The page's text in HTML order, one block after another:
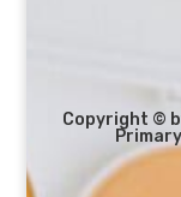
Copyright ©